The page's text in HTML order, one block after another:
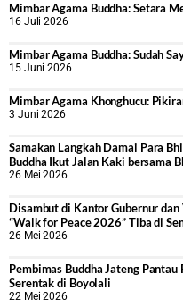
Mimbar Agama Buddha: Setara
16 Juli 2026
Mimbar Agama Buddha: Sudah
15 Juni 2026
Mimbar Agama Khonghucu:
3 Juni 2026
Samakan Langkah Damai Para
Buddha Ikut Jalan Kaki bersama
26 Mei 2026
Disambut di Kantor Gubernur
“Walk for Peace 2026” Tiba di
26 Mei 2026
‎Pembimas Buddha Jateng
Serentak di Boyolali
22 Mei 2026